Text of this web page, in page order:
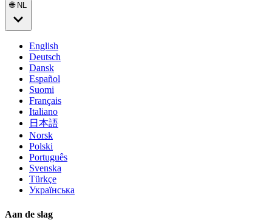
🌐 NL
English
Deutsch
Dansk
Español
Suomi
Français
Italiano
日本語
Norsk
Polski
Português
Svenska
Türkçe
Українська
Aan de slag